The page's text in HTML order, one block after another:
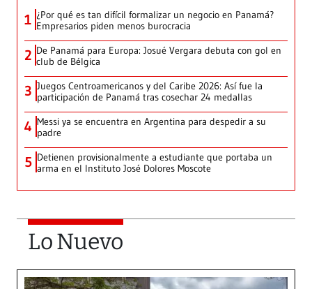
1 ¿Por qué es tan difícil formalizar un negocio en Panamá?
Empresarios piden menos burocracia
2 De Panamá para Europa: Josué Vergara debuta con gol en
club de Bélgica
3 Juegos Centroamericanos y del Caribe 2026: Así fue la
participación de Panamá tras cosechar 24 medallas
4 Messi ya se encuentra en Argentina para despedir a su
padre
5 Detienen provisionalmente a estudiante que portaba un
arma en el Instituto José Dolores Moscote
Lo Nuevo